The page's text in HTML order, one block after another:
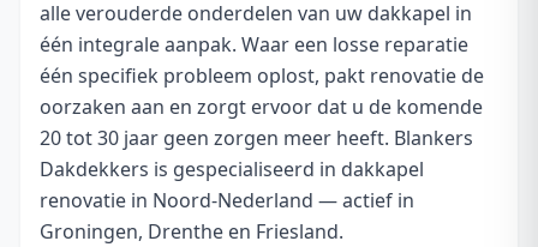
alle verouderde onderdelen van uw dakkapel in
één integrale aanpak. Waar een losse reparatie
één specifiek probleem oplost, pakt renovatie de
oorzaken aan en zorgt ervoor dat u de komende
20 tot 30 jaar geen zorgen meer heeft. Blankers
Dakdekkers is gespecialiseerd in dakkapel
renovatie in Noord-Nederland — actief in
Groningen, Drenthe en Friesland.